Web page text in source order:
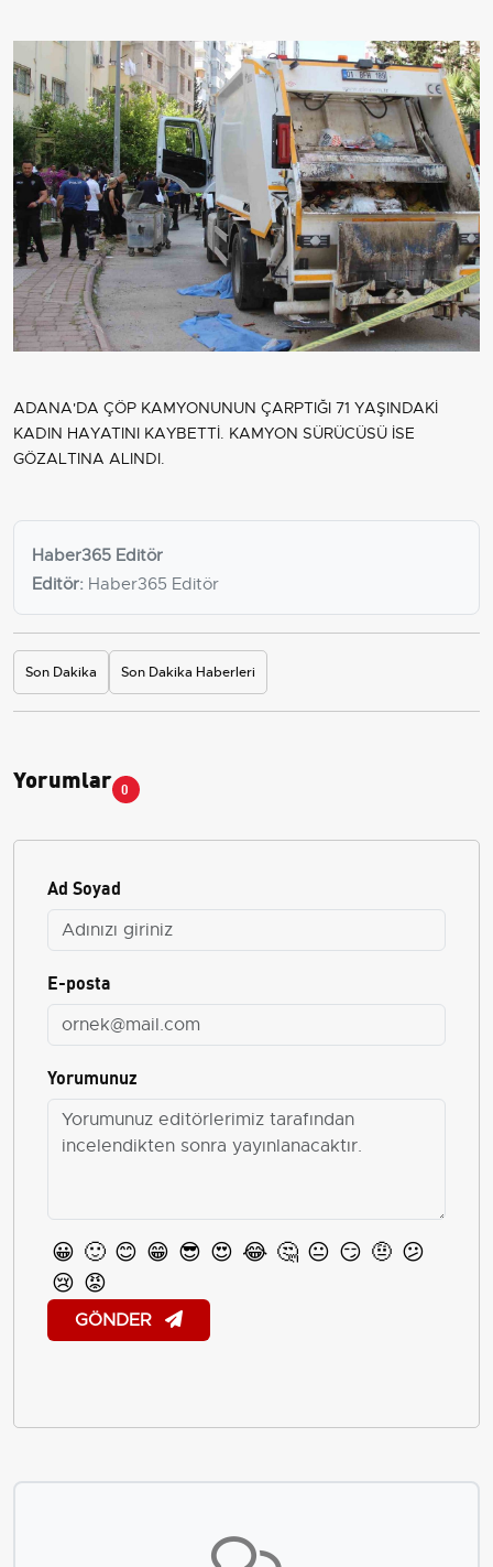
ADANA'DA ÇÖP KAMYONUNUN ÇARPTIĞI 71 YAŞINDAKİ
KADIN HAYATINI KAYBETTİ. KAMYON SÜRÜCÜSÜ İSE
GÖZALTINA ALINDI.
Haber365 Editör
Editör: Haber365 Editör
Son Dakika Son Dakika Haberleri
Yorumlar 0
Ad Soyad
E-posta
Yorumunuz
😀 🙂 😊 😁 😎 😍 😂 🤔 😐 😏 🤨 😕
😢 😡
GÖNDER